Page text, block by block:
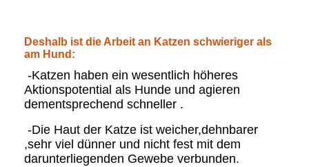
Deshalb ist die Arbeit an Katzen schwieriger als
am Hund:
-Katzen haben ein wesentlich höheres
Aktionspotential als Hunde und agieren
dementsprechend schneller .
-Die Haut der Katze ist weicher,dehnbarer
,sehr viel dünner und nicht fest mit dem
darunterliegenden Gewebe verbunden.